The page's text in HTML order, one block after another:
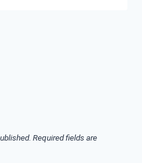
Required fields are